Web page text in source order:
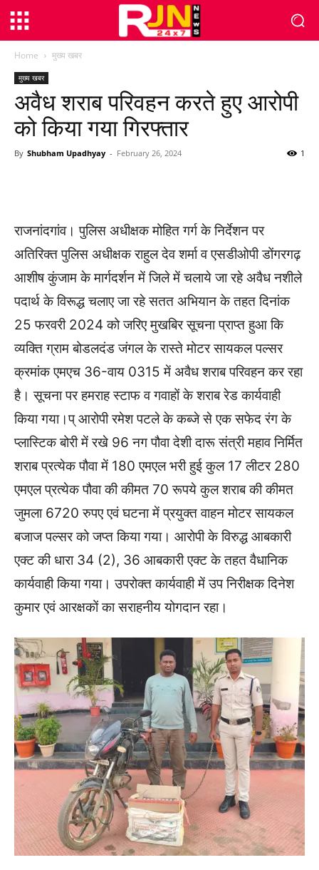
Home मुख्य खबर
मुख्य खबर
अवैध शराब परिवहन करते हुए आरोपी
को किया गया गिरफ्तार
By Shubham Upadhyay - February 26, 2024 1
राजनांदगांव। पुलिस अधीक्षक मोहित गर्ग के निर्देशन पर
अतिरिक्त पुलिस अधीक्षक राहुल देव शर्मा व एसडीओपी डोंगरगढ़
आशीष कुंजाम के मार्गदर्शन में जिले में चलाये जा रहे अवैध नशीले
पदार्थ के विरूद्ध चलाए जा रहे सतत अभियान के तहत दिनांक
25 फरवरी 2024 को जरिए मुखबिर सूचना प्राप्त हुआ कि
व्यक्ति ग्राम बोडलदंड जंगल के रास्ते मोटर सायकल पल्सर
क्रमांक एमएच 36-वाय 0315 में अवैध शराब परिवहन कर रहा
है। सूचना पर हमराह स्टाफ व गवाहों के शराब रेड कार्यवाही
किया गया।प् आरोपी रमेश पटले के कब्जे से एक सफेद रंग के
प्लास्टिक बोरी में रखे 96 नग पौवा देशी दारू संत्री महाव निर्मित
शराब प्रत्येक पौवा में 180 एमएल भरी हुई कुल 17 लीटर 280
एमएल प्रत्येक पौवा की कीमत 70 रूपये कुल शराब की कीमत
जुमला 6720 रुपए एवं घटना में प्रयुक्त वाहन मोटर सायकल
बजाज पल्सर को जप्त किया गया। आरोपी के विरुद्ध आबकारी
एक्ट की धारा 34 (2), 36 आबकारी एक्ट के तहत वैधानिक
कार्यवाही किया गया। उपरोक्त कार्यवाही में उप निरीक्षक दिनेश
कुमार एवं आरक्षकों का सराहनीय योगदान रहा।